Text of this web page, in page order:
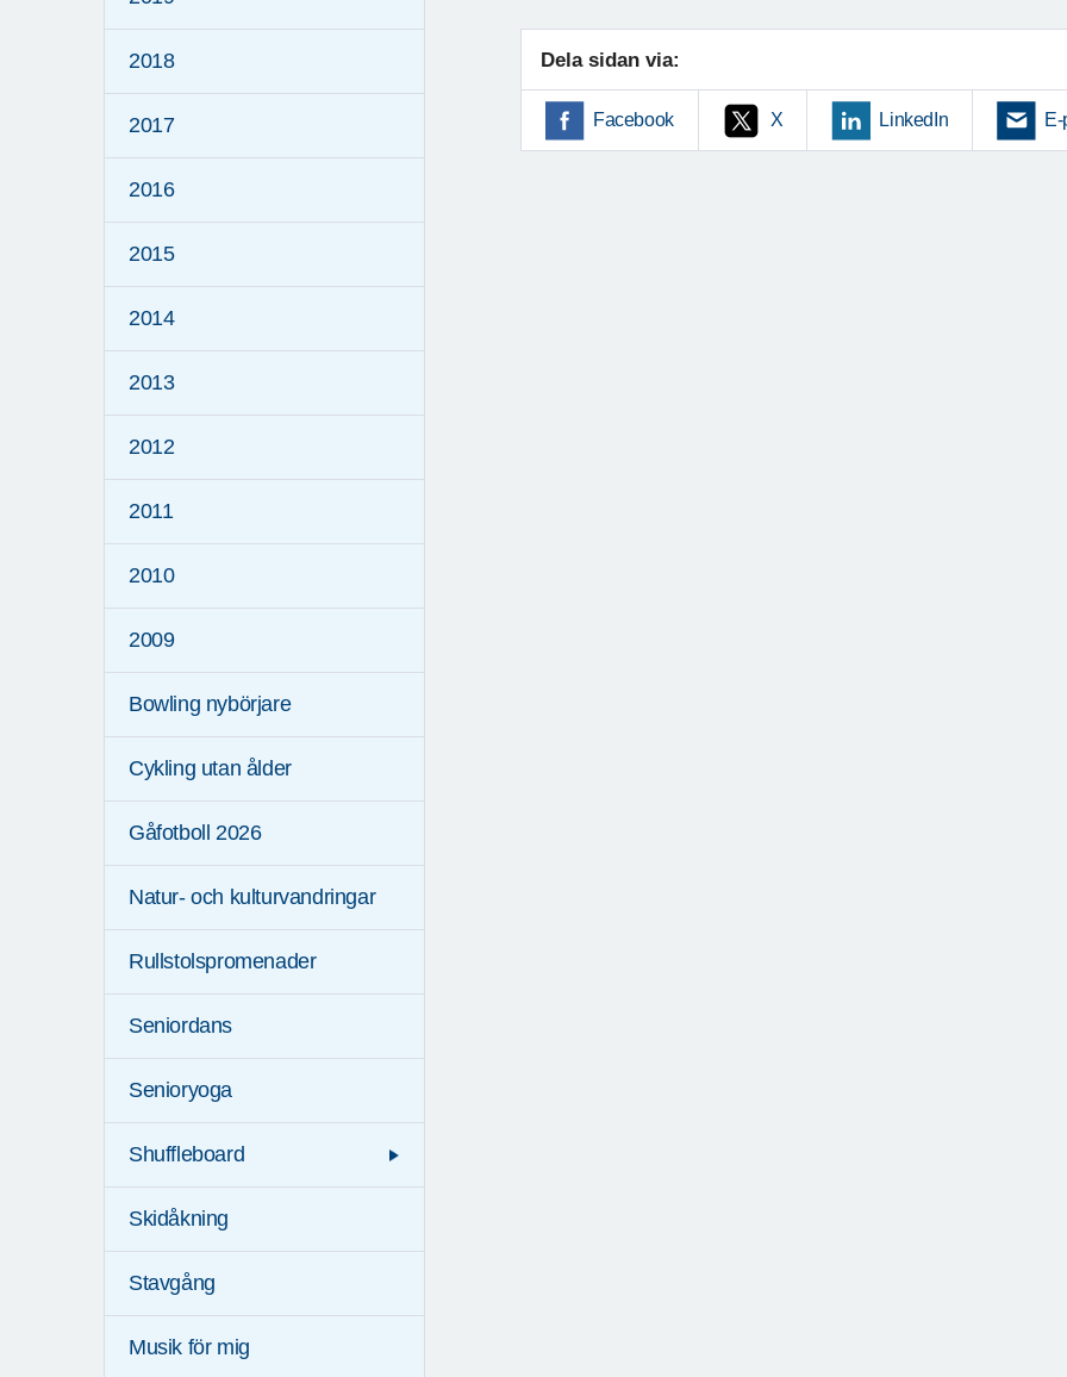
2018
2017
2016
2015
2014
2013
2012
2011
2010
2009
Bowling nybörjare
Cykling utan ålder
Gåfotboll 2026
Natur- och kulturvandringar
Rullstolspromenader
Seniordans
Senioryoga
Shuffleboard
Skidåkning
Stavgång
Musik för mig
Dela sidan via:
Facebook X LinkedIn